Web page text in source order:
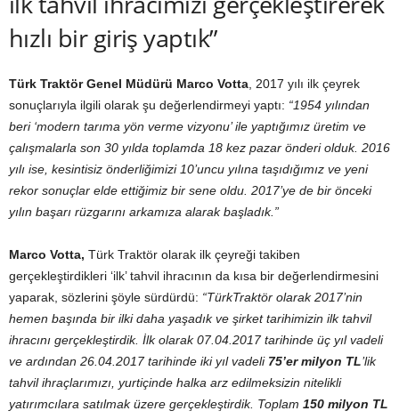
hızlı bir giriş yaptık”
Türk Traktör Genel Müdürü Marco Votta , 2017 yılı ilk çeyrek
sonuçlarıyla ilgili olarak şu değerlendirmeyi yaptı: “1954 yılından
beri ‘modern tarıma yön verme vizyonu’ ile yaptığımız üretim ve
çalışmalarla son 30 yılda toplamda 18 kez pazar önderi olduk. 2016
yılı ise, kesintisiz önderliğimizi 10’uncu yılına taşıdığımız ve yeni
rekor sonuçlar elde ettiğimiz bir sene oldu. 2017’ye de bir önceki
yılın başarı rüzgarını arkamıza alarak başladık.”
Marco Votta, Türk Traktör olarak ilk çeyreği takiben
gerçekleştirdikleri ‘ilk’ tahvil ihracının da kısa bir değerlendirmesini
yaparak, sözlerini şöyle sürdürdü: “TürkTraktör olarak 2017’nin
hemen başında bir ilki daha yaşadık ve şirket tarihimizin ilk tahvil
ihracını gerçekleştirdik. İlk olarak 07.04.2017 tarihinde üç yıl vadeli
ve ardından 26.04.2017 tarihinde iki yıl vadeli75’er milyon TL’lik
tahvil ihraçlarımızı, yurtiçinde halka arz edilmeksizin nitelikli
yatırımcılara satılmak üzere gerçekleştirdik. Toplam 150 milyon TL